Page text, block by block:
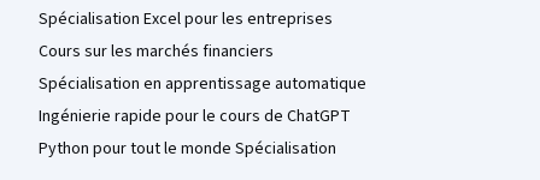
Spécialisation Excel pour les entreprises
Cours sur les marchés financiers
Spécialisation en apprentissage automatique
Ingénierie rapide pour le cours de ChatGPT
Python pour tout le monde Spécialisation